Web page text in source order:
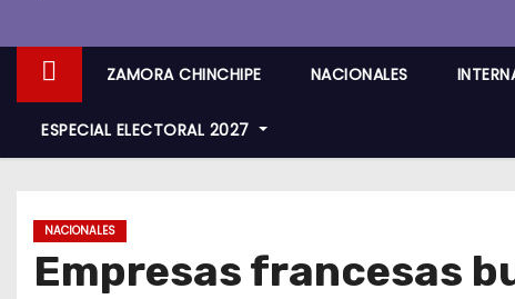
o
ZAMORA CHINCHIPE NACIONALES
ESPECIAL ELECTORAL 2027
NACIONALES
Empresas francesas